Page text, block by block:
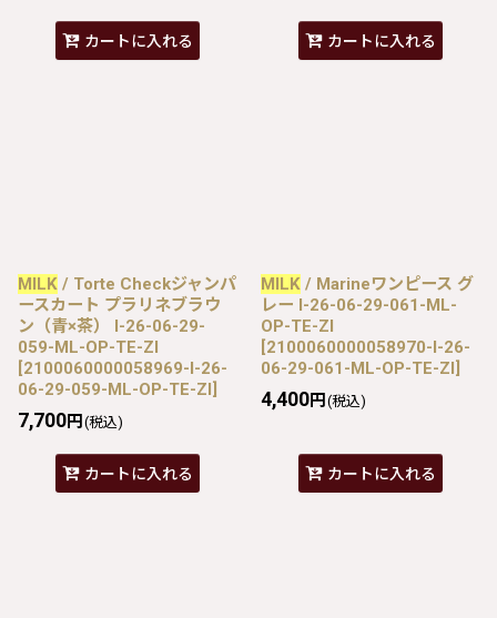
カートに入れる カートに入れる
MILK / Torte Checkジャンパ
ースカート プラリネブラウ
ン（青×茶） I-26-06-29-
059-ML-OP-TE-ZI
[2100060000058969-I-26-
06-29-059-ML-OP-TE-ZI]
7,700円 (税込)
カートに入れる
MILK / Marineワンピース グ
レー I-26-06-29-061-ML-
OP-TE-ZI
[2100060000058970-I-26-
06-29-061-ML-OP-TE-ZI]
4,400円 (税込)
カートに入れる